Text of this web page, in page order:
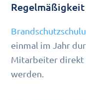
einmal im Jahr
Mitarbeiter direkt
werden.